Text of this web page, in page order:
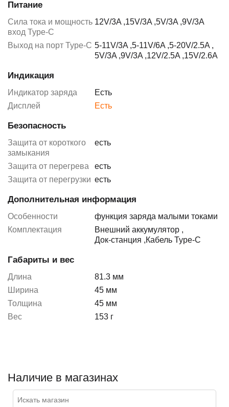
Питание
Сила тока и мощность
вход Type-C
12V/3A ,15V/3A ,5V/3A ,9V/3A
Выход на порт Type-C 5-11V/3A ,5-11V/6A ,5-20V/2.5A ,
5V/3A ,9V/3A ,12V/2.5A ,15V/2.6A
Индикация
Индикатор заряда
Есть
Дисплей
Есть
Безопасность
Защита от короткого
замыкания
есть
Защита от перегрева
есть
Защита от перегрузки есть
Дополнительная информация
Особенности
функция заряда малыми токами
Комплектация
Внешний аккумулятор ,
Док-станция ,Кабель Type-C
Габариты и вес
Длина
81.3 мм
Ширина
45 мм
Толщина
45 мм
Вес
153 г
Наличие в магазинах